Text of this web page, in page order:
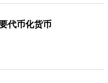
代币化货币